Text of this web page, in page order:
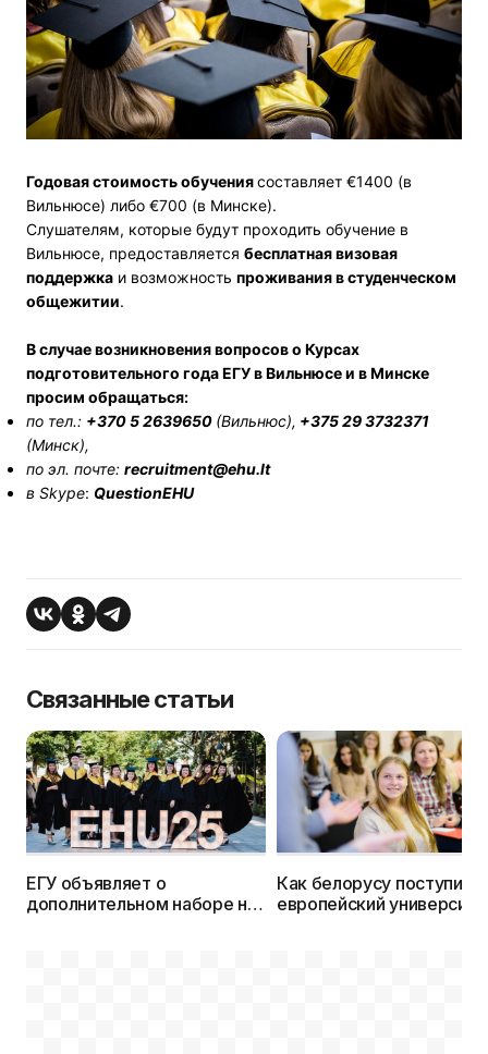
Годовая стоимость обучениясоставляет €1400 (в
Вильнюсе) либо €700 (в Минске).
Слушателям, которые будут проходить обучение в
Вильнюсе, предоставляется бесплатная визовая
поддержка и возможность проживания в студенческом
общежитии.
В случае возникновения вопросов о Курсах
подготовительного года ЕГУ в Вильнюсе и в Минске
просим обращаться:
по тел.: +370 5 2639650 (Вильнюс), +375 29 3732371
(Минск),
по эл. почте: recruitment@ehu.lt
в Skype: QuestionEHU
Связанные статьи
ЕГУ объявляет о
дополнительном наборе на
Как белорусу поступить
европейский